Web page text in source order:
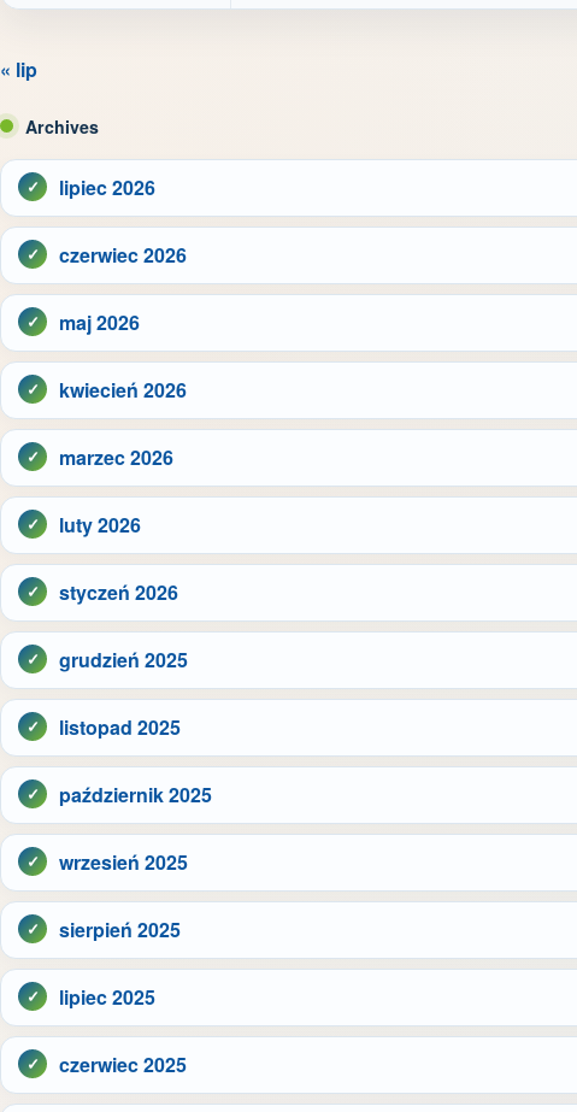
« lip
Archives
lipiec 2026
czerwiec 2026
maj 2026
kwiecień 2026
marzec 2026
luty 2026
styczeń 2026
grudzień 2025
listopad 2025
październik 2025
wrzesień 2025
sierpień 2025
lipiec 2025
czerwiec 2025